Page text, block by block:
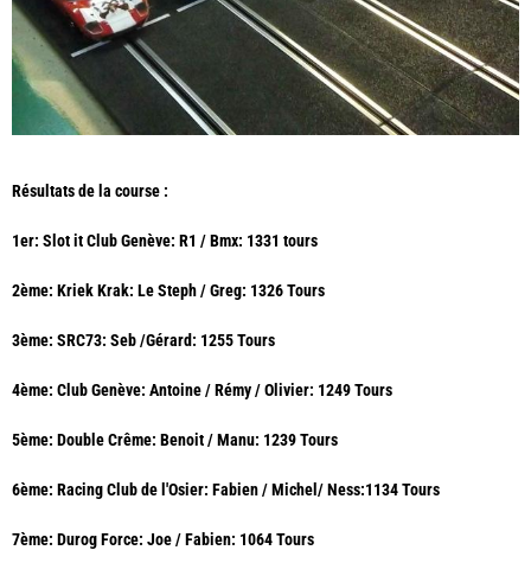
Résultats de la course :
1er: Slot it Club Genève: R1 / Bmx: 1331 tours
2ème: Kriek Krak: Le Steph / Greg: 1326 Tours
3ème: SRC73: Seb /Gérard: 1255 Tours
4ème: Club Genève: Antoine / Rémy / Olivier: 1249 Tours
5ème: Double Crême: Benoit / Manu: 1239 Tours
6ème: Racing Club de l'Osier: Fabien / Michel/ Ness:1134 Tours
7ème: Durog Force: Joe / Fabien: 1064 Tours